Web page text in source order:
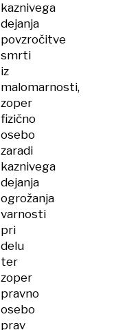
kaznivega
dejanja
povzročitve
smrti
iz
malomarnosti,
zoper
fizično
osebo
zaradi
kaznivega
dejanja
ogrožanja
varnosti
pri
delu
ter
zoper
pravno
osebo
prav